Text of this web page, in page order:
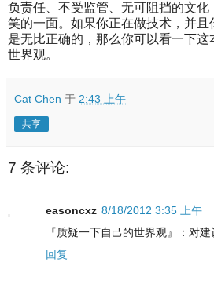
负责任、不受监管、无可阻挡的文
笑的一面。如果你正在做技术，并
是无比正确的，那么你可以看一下
世界观。
Cat Chen 于 2:43 上午
共享
7 条评论:
easoncxz 8/18/2012 3:35 上午
『质疑一下自己的世界观』：对
回复